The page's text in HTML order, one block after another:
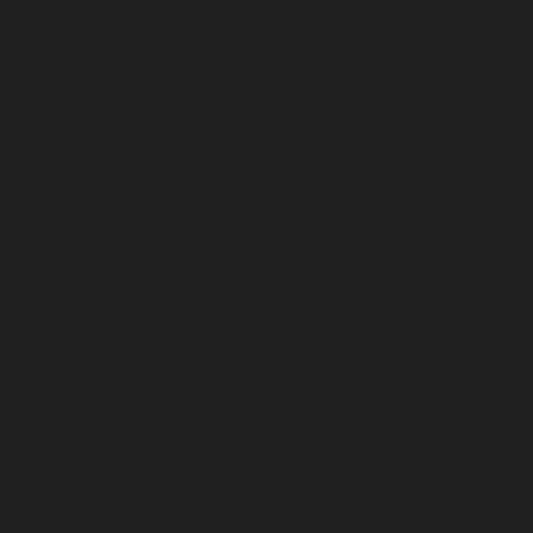
Severina u Slavonskom Brodu
Severina u Slavonskom Brodu
Kako je počela ljubavna priča
Ivana je znala da je Mile onaj